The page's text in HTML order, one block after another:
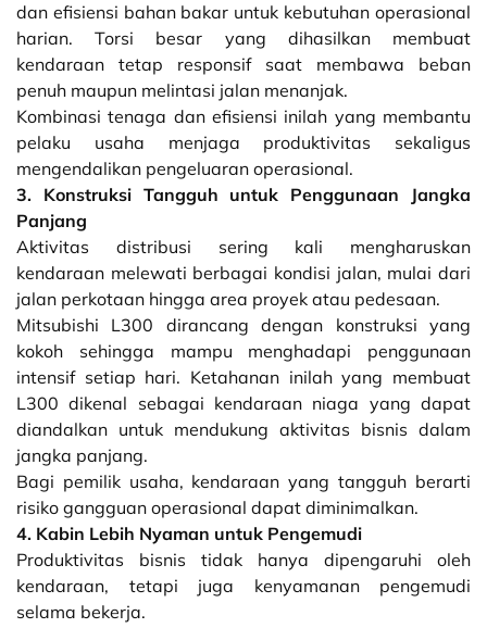
dan efisiensi bahan bakar untuk kebutuhan operasional
harian. Torsi besar yang dihasilkan membuat
kendaraan tetap responsif saat membawa beban
penuh maupun melintasi jalan menanjak.
Kombinasi tenaga dan efisiensi inilah yang membantu
pelaku usaha menjaga produktivitas sekaligus
mengendalikan pengeluaran operasional.
3. Konstruksi Tangguh untuk Penggunaan Jangka
Panjang
Aktivitas distribusi sering kali mengharuskan
kendaraan melewati berbagai kondisi jalan, mulai dari
jalan perkotaan hingga area proyek atau pedesaan.
Mitsubishi L300 dirancang dengan konstruksi yang
kokoh sehingga mampu menghadapi penggunaan
intensif setiap hari. Ketahanan inilah yang membuat
L300 dikenal sebagai kendaraan niaga yang dapat
diandalkan untuk mendukung aktivitas bisnis dalam
jangka panjang.
Bagi pemilik usaha, kendaraan yang tangguh berarti
risiko gangguan operasional dapat diminimalkan.
4. Kabin Lebih Nyaman untuk Pengemudi
Produktivitas bisnis tidak hanya dipengaruhi oleh
kendaraan, tetapi juga kenyamanan pengemudi
selama bekerja.